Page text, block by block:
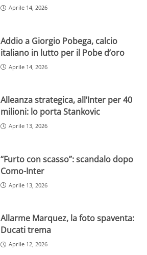
Aprile 14, 2026
Addio a Giorgio Pobega, calcio
italiano in lutto per il Pobe d’oro
Aprile 14, 2026
Alleanza strategica, all’Inter per 40
milioni: lo porta Stankovic
Aprile 13, 2026
“Furto con scasso”: scandalo dopo
Como-Inter
Aprile 13, 2026
Allarme Marquez, la foto spaventa:
Ducati trema
Aprile 12, 2026